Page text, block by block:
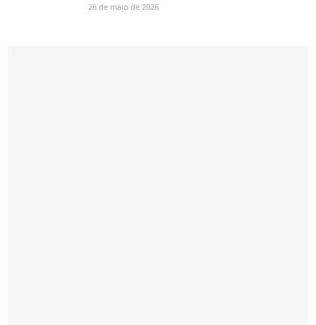
26 de maio de 2026